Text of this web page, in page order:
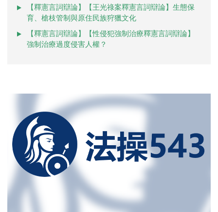
【釋憲言詞辯論】【王光祿案釋憲言詞辯論】生態保
育、槍枝管制與原住民族狩獵文化
【釋憲言詞辯論】【性侵犯強制治療釋憲言詞辯論】
強制治療過度侵害人權？